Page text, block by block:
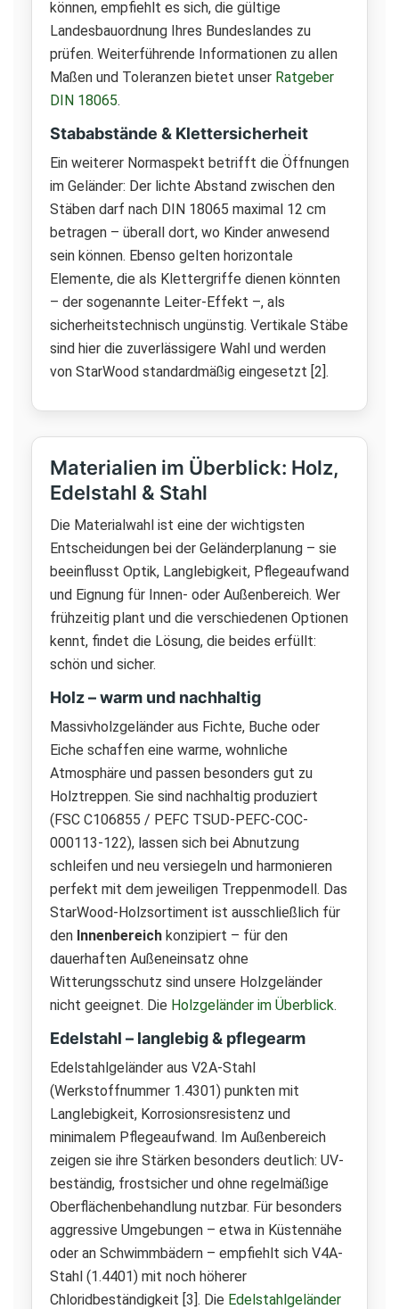
können, empfiehlt es sich, die gültige
Landesbauordnung Ihres Bundeslandes zu
prüfen. Weiterführende Informationen zu allen
Maßen und Toleranzen bietet unser Ratgeber
DIN 18065.
Stababstände & Klettersicherheit
Ein weiterer Normaspekt betrifft die Öffnungen
im Geländer: Der lichte Abstand zwischen den
Stäben darf nach DIN 18065 maximal 12 cm
betragen – überall dort, wo Kinder anwesend
sein können. Ebenso gelten horizontale
Elemente, die als Klettergriffe dienen könnten
– der sogenannte Leiter-Effekt –, als
sicherheitstechnisch ungünstig. Vertikale Stäbe
sind hier die zuverlässigere Wahl und werden
von StarWood standardmäßig eingesetzt [2].
Materialien im Überblick: Holz,
Edelstahl & Stahl
Die Materialwahl ist eine der wichtigsten
Entscheidungen bei der Geländerplanung – sie
beeinflusst Optik, Langlebigkeit, Pflegeaufwand
und Eignung für Innen- oder Außenbereich. Wer
frühzeitig plant und die verschiedenen Optionen
kennt, findet die Lösung, die beides erfüllt:
schön und sicher.
Holz – warm und nachhaltig
Massivholzgeländer aus Fichte, Buche oder
Eiche schaffen eine warme, wohnliche
Atmosphäre und passen besonders gut zu
Holztreppen. Sie sind nachhaltig produziert
(FSC C106855 / PEFC TSUD-PEFC-COC-
000113-122), lassen sich bei Abnutzung
schleifen und neu versiegeln und harmonieren
perfekt mit dem jeweiligen Treppenmodell. Das
StarWood-Holzsortiment ist ausschließlich für
den Innenbereich konzipiert – für den
dauerhaften Außeneinsatz ohne
Witterungsschutz sind unsere Holzgeländer
nicht geeignet. Die Holzgeländer im Überblick.
Edelstahl – langlebig & pflegearm
Edelstahlgeländer aus V2A-Stahl
(Werkstoffnummer 1.4301) punkten mit
Langlebigkeit, Korrosionsresistenz und
minimalem Pflegeaufwand. Im Außenbereich
zeigen sie ihre Stärken besonders deutlich: UV-
beständig, frostsicher und ohne regelmäßige
Oberflächenbehandlung nutzbar. Für besonders
aggressive Umgebungen – etwa in Küstennähe
oder an Schwimmbädern – empfiehlt sich V4A-
Stahl (1.4401) mit noch höherer
Chloridbeständigkeit [3]. Die Edelstahlgeländer